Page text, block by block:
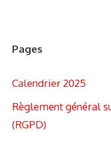
Pages
Calendrier 2025
Règlement général
(RGPD)